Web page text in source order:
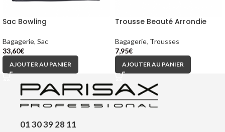
Sac Bowling
Bagagerie, Sac
33,60€
AJOUTER AU PANIER
Trousse Beauté Arrondie
Bagagerie, Trousses
7,95€
AJOUTER AU PANIER
01 30 39 28 11